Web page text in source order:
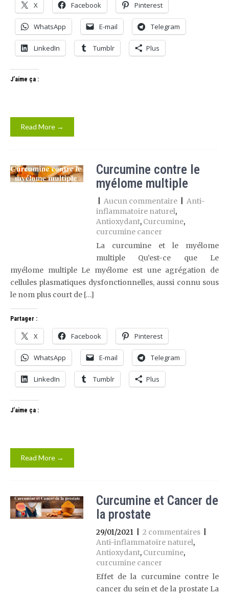
X Facebook Pinterest
WhatsApp E-mail Telegram
LinkedIn Tumblr Plus
J’aime ça :
Read More →
Curcumine contre le
myélome multiple
Aucun commentaire
Anti-
inflammatoire naturel,
Antioxydant, Curcumine,
curcumine cancer
La curcumine et le myélome
multiple Qu’est-ce que Le
myélome multiple Le myélome est une agrégation de
cellules plasmatiques dysfonctionnelles, aussi connu sous
le nom plus court de […]
Partager :
X Facebook Pinterest
WhatsApp E-mail Telegram
LinkedIn Tumblr Plus
J’aime ça :
Read More →
Curcumine et Cancer de
la prostate
29/01/2021 2 commentaires
Anti-inflammatoire naturel,
Antioxydant, Curcumine,
curcumine cancer
Effet de la curcumine contre le
cancer du sein et de la prostate La